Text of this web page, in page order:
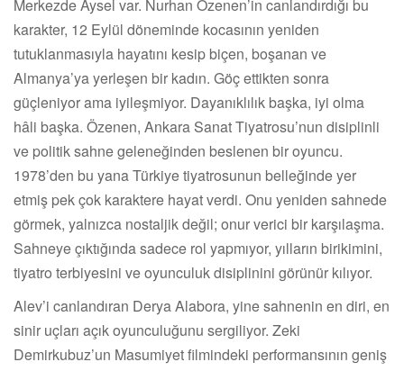
Merkezde Aysel var. Nurhan Özenen’in canlandırdığı bu
karakter, 12 Eylül döneminde kocasının yeniden
tutuklanmasıyla hayatını kesip biçen, boşanan ve
Almanya’ya yerleşen bir kadın. Göç ettikten sonra
güçleniyor ama iyileşmiyor. Dayanıklılık başka, iyi olma
hâli başka. Özenen, Ankara Sanat Tiyatrosu’nun disiplinli
ve politik sahne geleneğinden beslenen bir oyuncu.
1978’den bu yana Türkiye tiyatrosunun belleğinde yer
etmiş pek çok karaktere hayat verdi. Onu yeniden sahnede
görmek, yalnızca nostaljik değil; onur verici bir karşılaşma.
Sahneye çıktığında sadece rol yapmıyor, yılların birikimini,
tiyatro terbiyesini ve oyunculuk disiplinini görünür kılıyor.
Alev’i canlandıran Derya Alabora, yine sahnenin en diri, en
sinir uçları açık oyunculuğunu sergiliyor. Zeki
Demirkubuz’un Masumiyet filmindeki performansının geniş